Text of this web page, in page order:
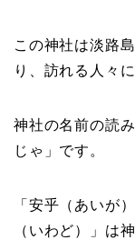
この神社は淡路
り、訪れる人々
神社の名前の読
じゃ」です。
「安乎（あいが
（いわど）」は